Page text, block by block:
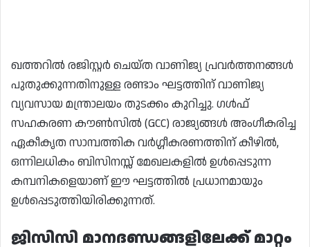
ഖത്തറിൽ രജിസ്റ്റർ ചെയ്ത വാണിജ്യ പ്രവർത്തനങ്ങൾ
പുതുക്കുന്നതിനുള്ള രണ്ടാം ഘട്ടത്തിന് വാണിജ്യ
വ്യവസായ മന്ത്രാലയം തുടക്കം കുറിച്ചു. ഗൾഫ്
സഹകരണ കൗൺസിൽ (GCC) രാജ്യങ്ങൾ അംഗീകരിച്ച
ഏകീകൃത സാമ്പത്തിക വർഗ്ഗീകരണത്തിന് കീഴിൽ,
ഒന്നിലധികം ബിസിനസ്സ് മേഖലകളിൽ ഉൾപ്പെടുന്ന
കമ്പനികളെയാണ് ഈ ഘട്ടത്തിൽ പ്രധാനമായും
ഉൾപ്പെടുത്തിയിരിക്കുന്നത്.
ജിസിസി മാനദണ്ഡങ്ങളിലേക്ക് മാറ്റം